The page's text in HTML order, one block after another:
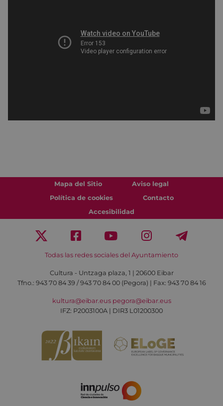
Mapa del Sitio
Aviso legal
Política de cookies
Contacto
Accesibilidad
Todas las redes sociales del Ayuntamiento
Cultura - Untzaga plaza, 1 | 20600 Eibar
Tfno.: 943 70 84 39 / 943 70 84 00 (Pegora) | Fax: 943 70 84 16
kultura@eibar.eus pegora@eibar.eus
IFZ: P2003100A | DIR3 L01200300